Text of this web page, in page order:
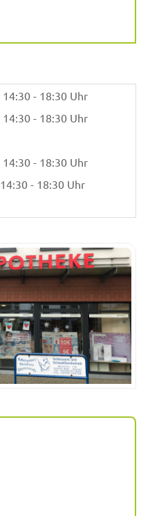
14:30 - 18:30 Uhr
14:30 - 18:30 Uhr
14:30 - 18:30 Uhr
14:30 - 18:30 Uhr